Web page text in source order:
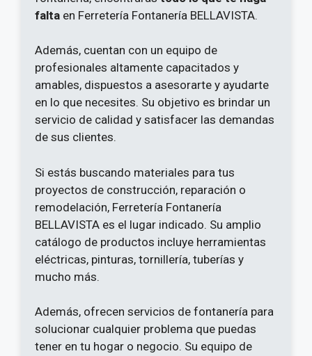
falta en Ferretería Fontanería BELLAVISTA.
Además, cuentan con un equipo de
profesionales altamente capacitados y
amables, dispuestos a asesorarte y ayudarte
en lo que necesites. Su objetivo es brindar un
servicio de calidad y satisfacer las demandas
de sus clientes.
Si estás buscando materiales para tus
proyectos de construcción, reparación o
remodelación, Ferretería Fontanería
BELLAVISTA es el lugar indicado. Su amplio
catálogo de productos incluye herramientas
eléctricas, pinturas, tornillería, tuberías y
mucho más.
Además, ofrecen servicios de fontanería para
solucionar cualquier problema que puedas
tener en tu hogar o negocio. Su equipo de